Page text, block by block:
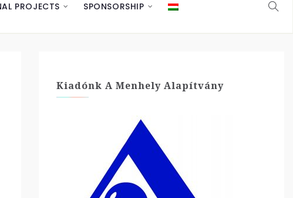
PROJECTS SPONSORSHIP
Kiadónk A Menhely Alapítvány